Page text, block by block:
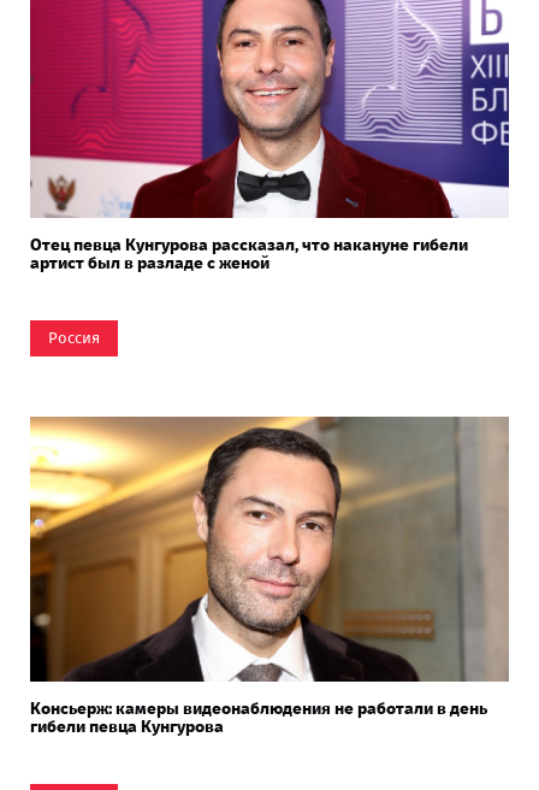
Отец певца Кунгурова рассказал, что накануне гибели
артист был в разладе с женой
Россия
Консьерж: камеры видеонаблюдения не работали в день
гибели певца Кунгурова